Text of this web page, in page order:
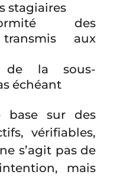
stagiaires
des
aux
de la sous-
échéant
base sur des
vérifiables,
s’agit pas de
mais